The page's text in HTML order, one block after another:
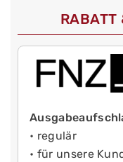
RABATT
• regulär
• für unsere